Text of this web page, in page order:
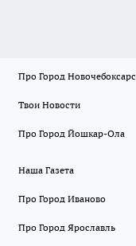
Про Город
Твои Новости
Про Город Йошкар-Ола
Наша Газета
Про Город Иваново
Про Город Ярославль